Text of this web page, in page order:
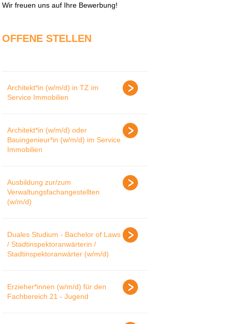
Wir freuen uns auf Ihre Bewerbung!
OFFENE STELLEN
Architekt*in (w/m/d) in TZ im
Service Immobilien
Architekt*in (w/m/d) oder
Bauingenieur*in (w/m/d) im Service
Immobilien
Ausbildung zur/zum
Verwaltungsfachangestellten
(w/m/d)
Duales Studium - Bachelor of Laws
/ Stadtinspektoranwärterin /
Stadtinspektoranwärter (w/m/d)
Erzieher*innen (w/m/d) für den
Fachbereich 21 - Jugend